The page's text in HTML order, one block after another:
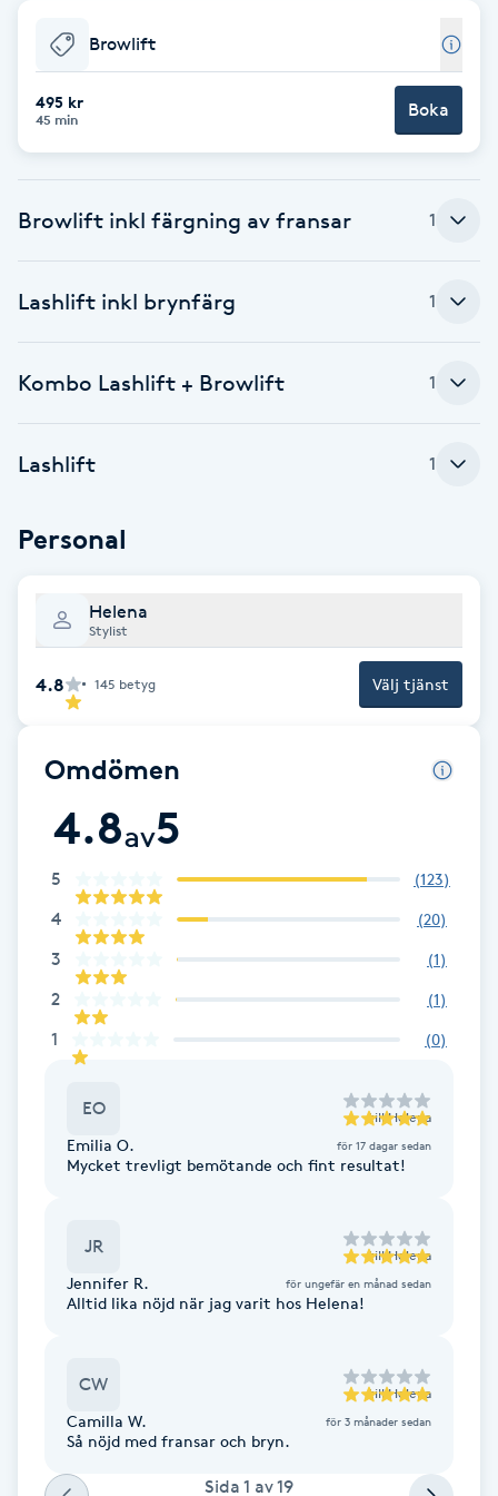
Babylights
Balayage
Barber
Barnklippning
Bottenfärg
Brynformning
Brynfärgning
Bröllopsuppsättning
Celluliter
Coachning
Color correction
Cryoterapi
Dermapen
Enzympeeling
Extensions borttagning
Eyeliner-tatuering
Browlift
495 kr
45 min Boka
Browlift inkl färgning av fransar 1
Lashlift inkl brynfärg 1
Kombo Lashlift + Browlift 1
Lashlift 1
Personal
Helena
Stylist
4.8 145 betyg Välj tjänst
Omdömen
4.8av5
5 (123)
4 (20)
3 (1)
2 (1)
1 (0)
EO till Helena
Emilia O. för 17 dagar sedan
Mycket trevligt bemötande och fint resultat!
JR till Helena
Jennifer R. för ungefär en månad sedan
Alltid lika nöjd när jag varit hos Helena!
CW till Helena
Camilla W. för 3 månader sedan
Så nöjd med fransar och bryn.
Sida 1 av19